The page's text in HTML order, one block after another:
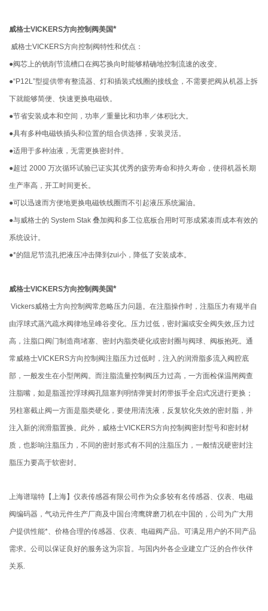
威格士VICKERS方向控制阀美国*
威格士VICKERS方向控制阀特性和优点：
●阀芯上的铣削节流槽口在阀芯换向时能够精确地控制流速的改变。
●“P12L”型提供带有整流器、灯和插装式线圈的接线盒，不需要把阀从机器上拆
下就能够简便、快速更换电磁铁。
●节省安装成本和空间，功率／重量比和功率／体积比大。
●具有多种电磁铁插头和位置的组合供选择，安装灵活。
●适用于多种油液，无需更换密封件。
●超过 2000 万次循环试验已证实其优秀的疲劳寿命和持久寿命，使得机器长期
生产率高，开工时间更长。
●可以迅速而方便地更换电磁铁线圈而不引起液压系统漏油。
●与威格士的 System Stak 叠加阀和多工位底板合用时可形成紧凑而成本有效的
系统设计。
●*的阻尼节流孔把液压冲击降到zui小，降低了安装成本。
威格士VICKERS方向控制阀美国*
Vickers威格士方向控制阀常忽略压力问题。在注脂操作时，注脂压力有规半自
由浮球式蒸汽疏水阀律地呈峰谷变化。压力过低，密封漏或安全阀失效,压力过
高，注脂口阀门制造商堵塞、密封内脂类硬化或密封圈与阀球、阀板抱死。通
常威格士VICKERS方向控制阀注脂压力过低时，注入的润滑脂多流入阀腔底
部，一般发生在小型闸阀。而注脂流量控制阀压力过高，一方面检保温闸阀查
注脂嘴，如是脂遥控浮球阀孔阻塞判明情弹簧封闭带扳手全启式况进行更换；
另柱塞截止阀一方面是脂类硬化，要使用清洗液，反复软化失效的密封脂，并
注入新的润滑脂置换。此外，威格士VICKERS方向控制阀密封型号和密封材
质，也影响注脂压力，不同的密封形式有不同的注脂压力，一般情况硬密封注
脂压力要高于软密封。
上海谱瑞特【上海】仪表传感器有限公司作为众多较有名传感器、仪表、电磁
阀编码器，气动元件生产厂商及中国台湾鹰牌磨刀机在中国的，公司为广大用
户提供性能*、价格合理的传感器、仪表、电磁阀产品。可满足用户的不同产品
需求。公司以保证良好的服务这为宗旨。与国内外各企业建立广泛的合作伙伴
关系.